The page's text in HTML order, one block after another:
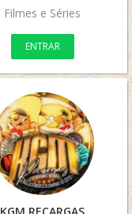
Filmes e Séries
ENTRAR
KGM RECARGAS